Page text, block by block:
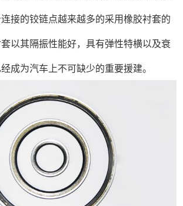
接的铰链点越来越多的采用橡胶衬套的
以其隔振性能好，具有弹性特横以及衰
成为汽车上不可缺少的重要援建。